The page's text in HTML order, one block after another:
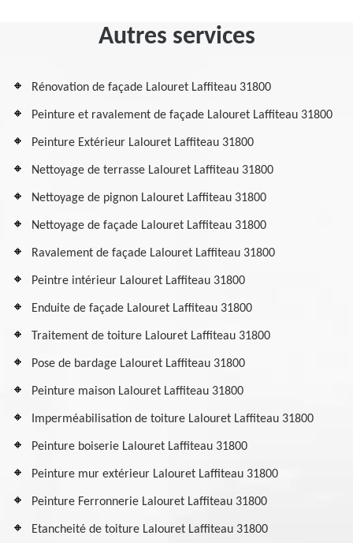
Autres services
Rénovation de façade Lalouret Laffiteau 31800
Peinture et ravalement de façade Lalouret Laffiteau 31800
Peinture Extérieur Lalouret Laffiteau 31800
Nettoyage de terrasse Lalouret Laffiteau 31800
Nettoyage de pignon Lalouret Laffiteau 31800
Nettoyage de façade Lalouret Laffiteau 31800
Ravalement de façade Lalouret Laffiteau 31800
Peintre intérieur Lalouret Laffiteau 31800
Enduite de façade Lalouret Laffiteau 31800
Traitement de toiture Lalouret Laffiteau 31800
Pose de bardage Lalouret Laffiteau 31800
Peinture maison Lalouret Laffiteau 31800
Imperméabilisation de toiture Lalouret Laffiteau 31800
Peinture boiserie Lalouret Laffiteau 31800
Peinture mur extérieur Lalouret Laffiteau 31800
Peinture Ferronnerie Lalouret Laffiteau 31800
Etancheité de toiture Lalouret Laffiteau 31800